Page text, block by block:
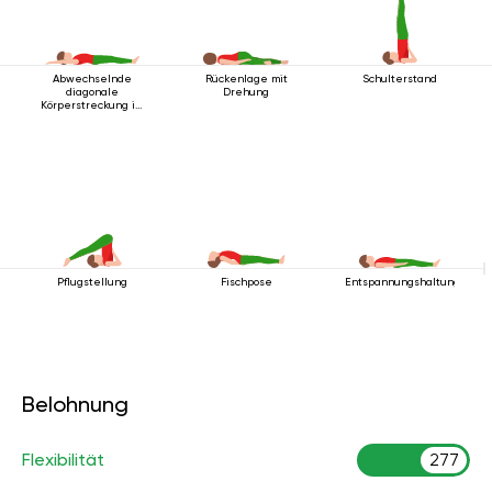
Abwechselnde
diagonale
Körperstreckung im
Rückenlage mit
Drehung
Schulterstand
Pflugstellung Fischpose Entspannungshaltung
Belohnung
Flexibilität 277